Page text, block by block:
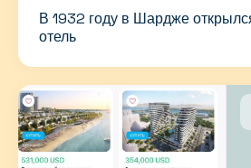
В 1932 году в Шардже
отель